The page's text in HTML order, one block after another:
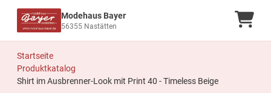
Modehaus Bayer
56355 Nastätten
Startseite
Produktkatalog
Shirt im Ausbrenner-Look mit Print 40 - Timeless Beige